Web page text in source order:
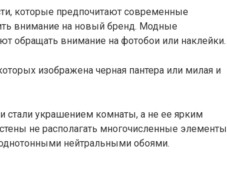
которые предпочитают современные
внимание на новый бренд. Модные
обращать внимание на фотобои или наклейки.
изображена черная пантера или милая и
стали украшением комнаты, а не ее ярким
не располагать многочисленные элементы
нейтральными обоями.